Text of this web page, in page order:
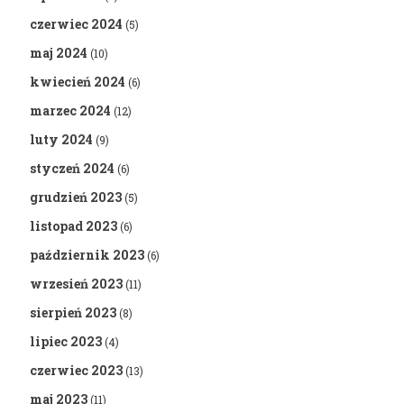
czerwiec 2024 (5)
maj 2024 (10)
kwiecień 2024 (6)
marzec 2024 (12)
luty 2024 (9)
styczeń 2024 (6)
grudzień 2023(5)
listopad 2023(6)
październik 2023(6)
wrzesień 2023(11)
sierpień 2023(8)
lipiec 2023(4)
czerwiec 2023(13)
maj 2023(11)